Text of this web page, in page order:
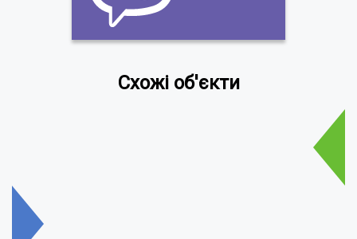
Схожі об'єкти